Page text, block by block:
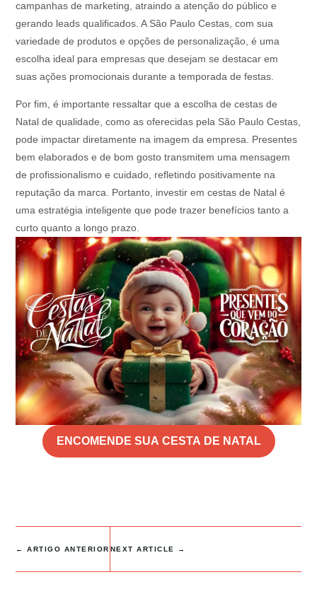
campanhas de marketing, atraindo a atenção do público e
gerando leads qualificados. A São Paulo Cestas, com sua
variedade de produtos e opções de personalização, é uma
escolha ideal para empresas que desejam se destacar em
suas ações promocionais durante a temporada de festas.
Por fim, é importante ressaltar que a escolha de cestas de
Natal de qualidade, como as oferecidas pela São Paulo Cestas,
pode impactar diretamente na imagem da empresa. Presentes
bem elaborados e de bom gosto transmitem uma mensagem
de profissionalismo e cuidado, refletindo positivamente na
reputação da marca. Portanto, investir em cestas de Natal é
uma estratégia inteligente que pode trazer benefícios tanto a
curto quanto a longo prazo.
ENCOMENDE SUA CESTA DE NATAL
←ARTIGO ANTERIOR NEXT ARTICLE →